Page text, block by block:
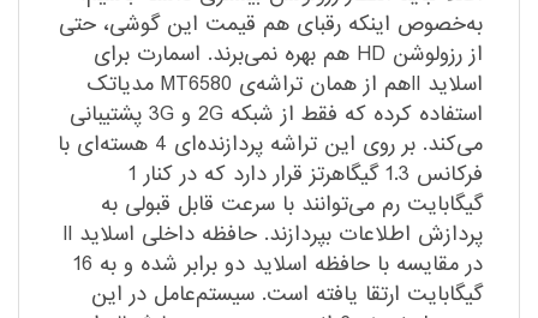
به‌خصوص اینکه رقبای هم قیمت این گوشی، حتی
از رزولوشن HD هم بهره نمی‌برند. اسمارت برای
اسلاید IIهم از همان تراشه‌ی MT6580 مدیاتک
استفاده کرده که فقط از شبکه 2G و 3G پشتیبانی
می‌کند. بر روی این تراشه پردازنده‌ای 4 هسته‌ای با
فرکانس 1.3 گیگاهرتز قرار دارد که در کنار 1
گیگابایت رم می‌توانند با سرعت قابل قبولی به
پردازش اطلاعات بپردازند. حافظه داخلی اسلاید II
در مقایسه با حافظه اسلاید دو برابر شده و به 16
گیگابایت ارتقا یافته است. سیستم‌عامل در این